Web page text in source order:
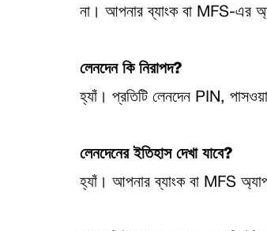
না। আপনার ব্যাংক বা MFS-এর
লেনদেন কি নিরাপদ?
হ্যাঁ। প্রতিটি লেনদেন PIN,
লেনদেনের ইতিহাস দেখা যাবে?
হ্যাঁ। আপনার ব্যাংক বা MFS অ্যাপ